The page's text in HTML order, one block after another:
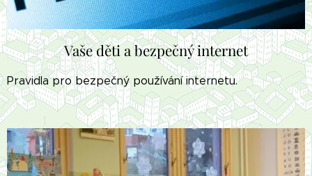
Vaše děti a bezpečný internet
Pravidla pro bezpečný používání internetu.